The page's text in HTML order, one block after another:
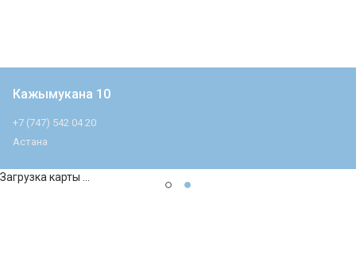
Кажымукана 10
+7 (747) 542 04 20
Астана
Загрузка карты ...